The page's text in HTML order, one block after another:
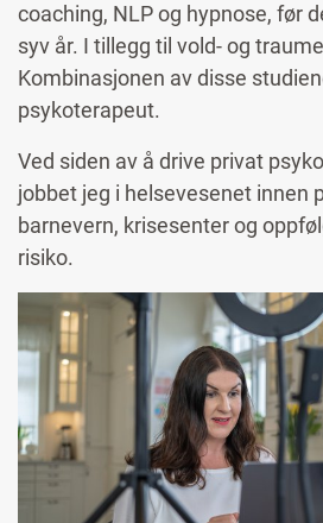
coaching, NLP og hypnose, før
syv år. I tillegg til vold- og
Kombinasjonen av disse
psykoterapeut.
Ved siden av å drive privat
jobbet jeg i helsevesenet innen
barnevern, krisesenter og
risiko.
Image